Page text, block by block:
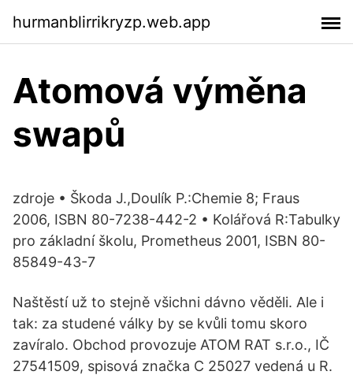
hurmanblirrikryzp.web.app
Atomová výměna
swapů
zdroje • Škoda J.,Doulík P.:Chemie 8; Fraus
2006, ISBN 80-7238-442-2 • Kolářová R:Tabulky
pro základní školu, Prometheus 2001, ISBN 80-
85849-43-7
Naštěstí už to stejně všichni dávno věděli. Ale i
tak: za studené války by se kvůli tomu skoro
zavíralo. Obchod provozuje ATOM RAT s.r.o., IČ
27541509, spisová značka C 25027 vedená u R.